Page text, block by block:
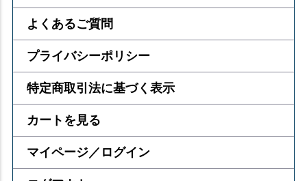
よくあるご質問
プライバシーポリシー
特定商取引法に基づく表示
カートを見る
マイページ／ログイン